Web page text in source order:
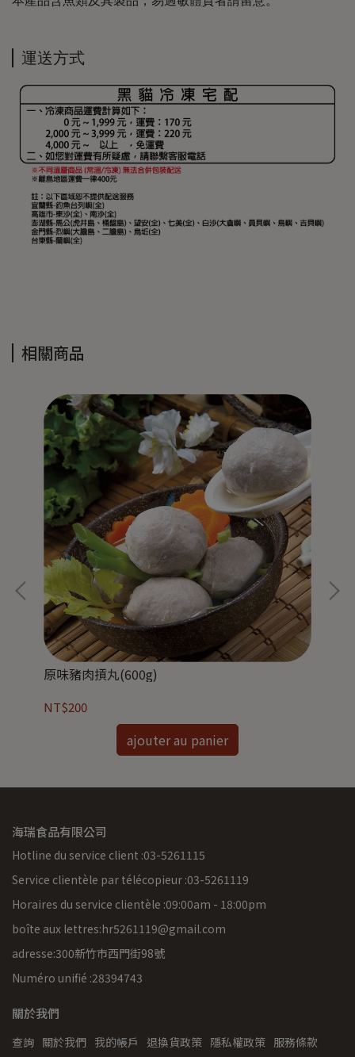
運送方式
相關商品
原味豬肉摃丸(600g)
NT$200
ajouter au panier
海瑞食品有限公司
Hotline du service client :03-5261115
Service clientèle par télécopieur :03-5261119
Horaires du service clientèle :09:00am - 18:00pm
boîte aux lettres:hr5261119@gmail.com
adresse:300新竹市西門街98號
Numéro unifié :28394743
關於我們
查詢 關於我們 我的帳戶 退換貨政策 隱私權政策 服務條款